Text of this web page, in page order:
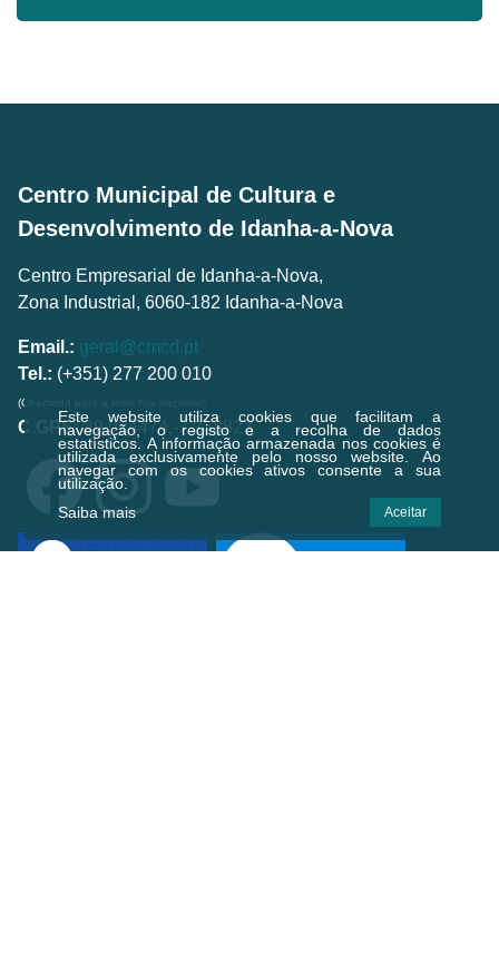
Este website utiliza cookies que facilitam a
navegação, o registo e a recolha de dados
estatísticos.A informação armazenada nos cookies é
utilizada exclusivamente pelo nosso website. Ao
navegar com os cookies ativos consente a sua
utilização.
Saiba mais
Aceitar
Centro Municipal de Cultura e
Desenvolvimento de Idanha-a-Nova
Centro Empresarial de Idanha-a-Nova,
Zona Industrial, 6060-182 Idanha-a-Nova
Email.: geral@cmcd.pt
Tel.: (+351) 277 200 010
(Chamada para a rede fixa nacional)
C.GPS:39.924474,-7.238823